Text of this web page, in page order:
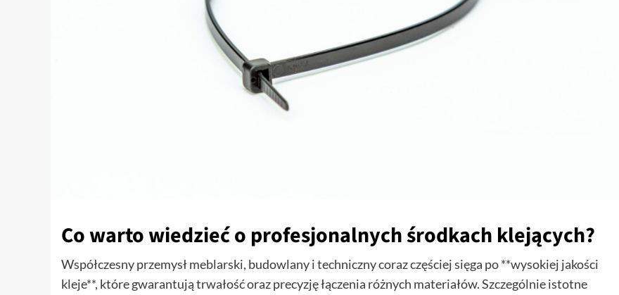
Co warto wiedzieć o profesjonalnych środkach klejących?
Współczesny przemysł meblarski, budowlany i techniczny coraz częściej sięga po **wysokiej jakości
kleje**, które gwarantują trwałość oraz precyzję łączenia różnych materiałów. Szczególnie istotne